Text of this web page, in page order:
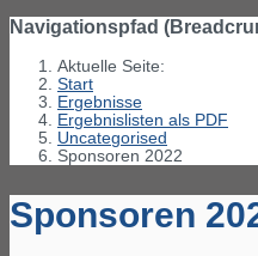
Navigationspfad
Aktuelle Seite:
Start
Ergebnisse
Ergebnislisten als PDF
Uncategorised
Sponsoren 2022
Sponsoren